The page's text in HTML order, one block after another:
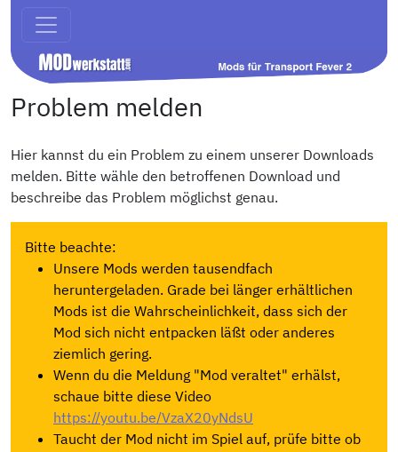
Problem melden
Hier kannst du ein Problem zu einem unserer Downloads
melden. Bitte wähle den betroffenen Download und
beschreibe das Problem möglichst genau.
Bitte beachte:
Unsere Mods werden tausendfach
heruntergeladen. Grade bei länger erhältlichen
Mods ist die Wahrscheinlichkeit, dass sich der
Mod sich nicht entpacken läßt oder anderes
ziemlich gering.
Wenn du die Meldung "Mod veraltet" erhälst,
schaue bitte diese Video
https://youtu.be/VzaX20yNdsU
Taucht der Mod nicht im Spiel auf, prüfe bitte ob